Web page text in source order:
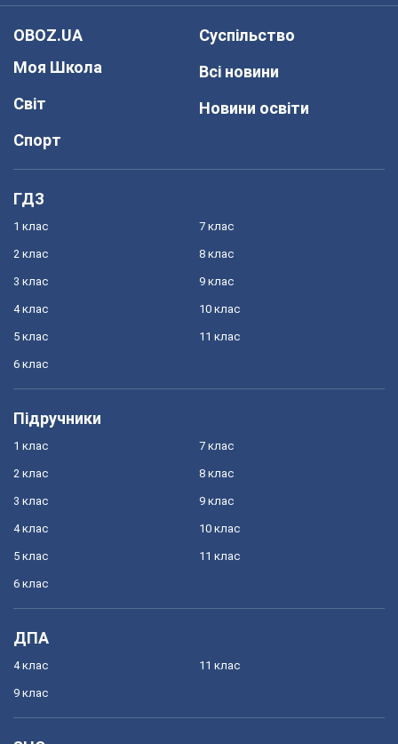
OBOZ.UA
Моя Школа
Світ
Спорт
Суспільство
Всі новини
Новини освіти
ГДЗ
1 клас
2 клас
3 клас
4 клас
5 клас
6 клас
7 клас
8 клас
9 клас
10 клас
11 клас
Підручники
1 клас
2 клас
3 клас
4 клас
5 клас
6 клас
7 клас
8 клас
9 клас
10 клас
11 клас
ДПА
4 клас
9 клас
11 клас